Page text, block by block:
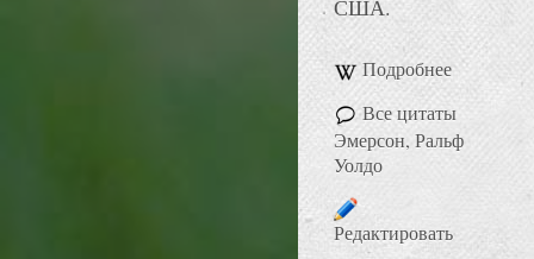
США.
Подробнее
Все цитаты
Эмерсон, Ральф
Уолдо
Редактировать